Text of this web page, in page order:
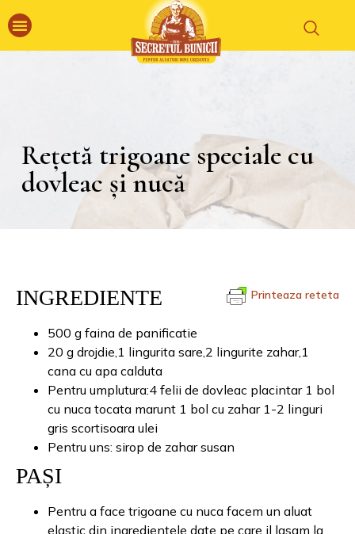
Rețetă trigoane speciale cu
dovleac și nucă
Printeaza reteta
INGREDIENTE
500 g faina de panificatie
20 g drojdie,1 lingurita sare,2 lingurite zahar,1
cana cu apa calduta
Pentru umplutura:4 felii de dovleac placintar 1 bol
cu nuca tocata marunt 1 bol cu zahar 1-2 linguri
gris scortisoara ulei
Pentru uns: sirop de zahar susan
PAȘI
Pentru a face trigoane cu nuca facem un aluat
elastic din ingredientele date pe care il lasam la